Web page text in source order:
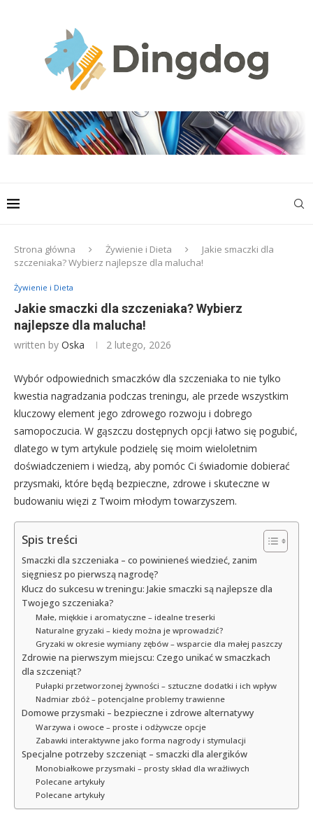
Strona główna Żywienie i Dieta
Jakie smaczki dla
szczeniaka? Wybierz najlepsze dla malucha!
Żywienie i Dieta
Jakie smaczki dla szczeniaka? Wybierz
najlepsze dla malucha!
written by Oska 2 lutego, 2026
Wybór odpowiednich smaczków dla szczeniaka to nie tylko
kwestia nagradzania podczas treningu, ale przede wszystkim
kluczowy element jego zdrowego rozwoju i dobrego
samopoczucia. W gąszczu dostępnych opcji łatwo się pogubić,
dlatego w tym artykule podzielę się moim wieloletnim
doświadczeniem i wiedzą, aby pomóc Ci świadomie dobierać
przysmaki, które będą bezpieczne, zdrowe i skuteczne w
budowaniu więzi z Twoim młodym towarzyszem.
Spis treści
Smaczki dla szczeniaka – co powinieneś wiedzieć, zanim
sięgniesz po pierwszą nagrodę?
Klucz do sukcesu w treningu: Jakie smaczki są najlepsze dla
Twojego szczeniaka?
Małe, miękkie i aromatyczne – idealne treserki
Naturalne gryzaki – kiedy można je wprowadzić?
Gryzaki w okresie wymiany zębów – wsparcie dla małej paszczy
Zdrowie na pierwszym miejscu: Czego unikać w smaczkach
dla szczeniąt?
Pułapki przetworzonej żywności – sztuczne dodatki i ich wpływ
Nadmiar zbóż – potencjalne problemy trawienne
Domowe przysmaki – bezpieczne i zdrowe alternatywy
Warzywa i owoce – proste i odżywcze opcje
Zabawki interaktywne jako forma nagrody i stymulacji
Specjalne potrzeby szczeniąt – smaczki dla alergików
Monobiałkowe przysmaki – prosty skład dla wrażliwych
Polecane artykuły
Polecane artykuły